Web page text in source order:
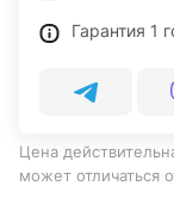
Гарантия 1
Цена
может отличаться